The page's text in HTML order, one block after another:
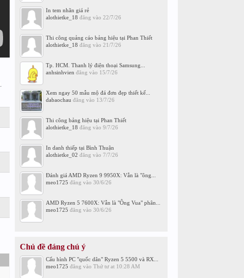
In tem nhãn giá rẻ
alothietke_18 đăng vào 22/7/26
Thi công quảng cáo bảng hiệu tại Phan Thiết
alothietke_18 đăng vào 21/7/26
Tp. HCM. Thanh lý điện thoại Samsung...
anhsinhvien đăng vào 15/7/26
Xem ngay 50 mẫu mộ đá đơn đẹp thiết kế...
dabaochau đăng vào 13/7/26
Thi công bảng hiệu tại Phan Thiết
alothietke_18 đăng vào 9/7/26
In danh thiếp tại Bình Thuận
alothietke_02 đăng vào 7/7/26
Đánh giá AMD Ryzen 9 9950X: Vẫn là "ông...
meo1725 đăng vào 30/6/26
AMD Ryzen 5 7600X: Vẫn là "Ông Vua" phân...
meo1725 đăng vào 30/6/26
Chủ đề đáng chú ý
Cấu hình PC "quốc dân" Ryzen 5 5500 và RX...
meo1725 đăng vào Thứ tư at 10:28 AM